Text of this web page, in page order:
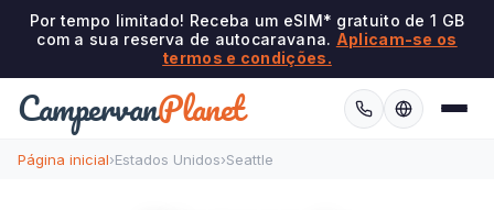
Por tempo limitado! Receba um eSIM* gratuito de 1 GB
com a sua reserva de autocaravana. Aplicam-se os
termos e condições.
CampervanPlanet
Página inicial›Estados Unidos›Seattle